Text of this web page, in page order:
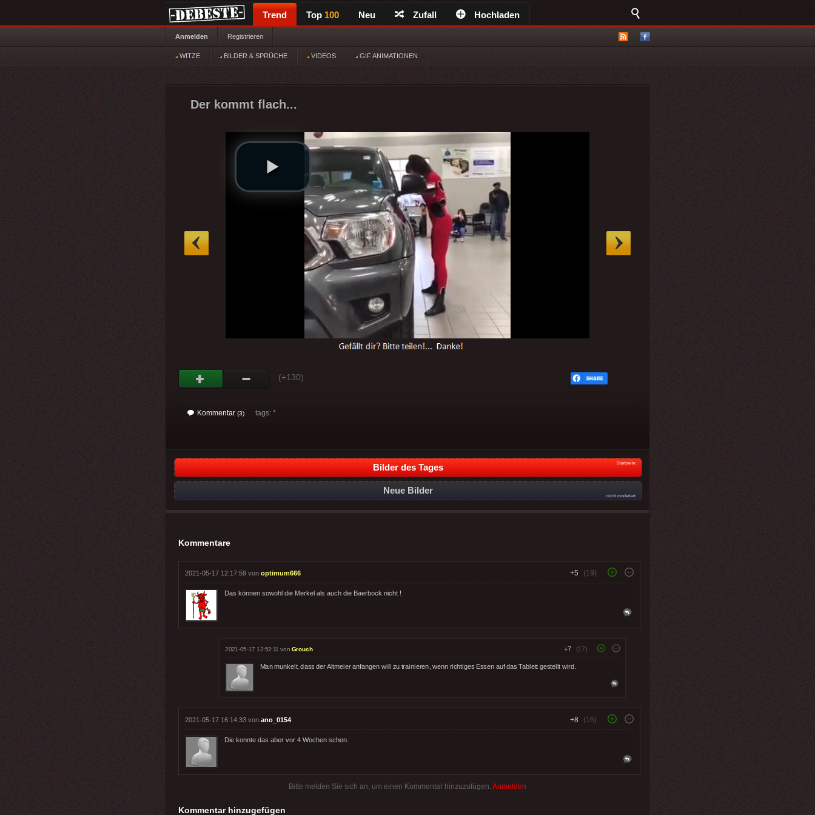
Trend Top 100 Neu Zufall Hochladen
Anmelden Registrieren
WITZE BILDER & SPRÜCHE VIDEOS GIF ANIMATIONEN
Der kommt flach...
(+130)
Kommentar (3) tags: *
Bilder des Tages Startseite
Neue Bilder
nicht moderiert
Kommentare
2021-05-17 12:17:59 von optimum666 +5 (19)
Das können sowohl die Merkel als auch die Baerbock nicht !
2021-05-17 12:52:11 von Grouch +7 (17)
Man munkelt, dass der Altmeier anfangen will zu trainieren, wenn richtiges Essen auf das Tablett gestellt wird.
2021-05-17 16:14:33 von ano_0154 +8 (16)
Die konnte das aber vor 4 Wochen schon.
Bitte melden Sie sich an, um einen Kommentar hinzuzufügen. Anmelden
Kommentar hinzugefügen